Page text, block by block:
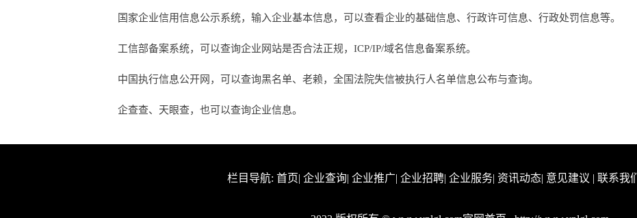
国家企业信用信息公示系统，输入企业基本信息，可以查看企业的基础信息、行政许可信息、行政处罚信息等。
工信部备案系统，可以查询企业网站是否合法正规，ICP/IP/域名信息备案系统。
中国执行信息公开网，可以查询黑名单、老赖，全国法院失信被执行人名单信息公布与查询。
企查查、天眼查，也可以查询企业信息。
栏目导航: 首页| 企业查询| 企业推广| 企业招聘| 企业服务| 资讯动态| 意见建议 | 联系我们